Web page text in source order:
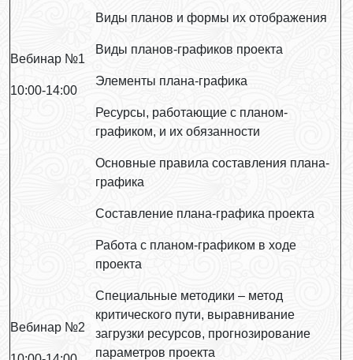
Вебинар №1
10:00-14:00
Виды планов и формы их отображения
Виды планов-графиков проекта
Элементы плана-графика
Ресурсы, работающие с планом-
графиком, и их обязанности
Основные правила составления плана-
графика
Вебинар №2
Составление плана-графика проекта
Работа с планом-графиком в ходе
проекта
Специальные методики – метод
критического пути, выравнивание
загрузки ресурсов, прогнозирование
параметров проекта